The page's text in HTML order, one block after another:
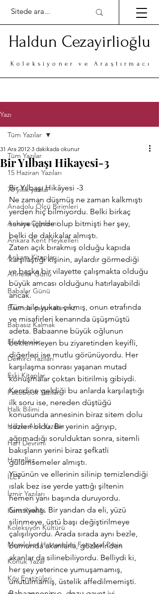
Haldun Cezayirlioğlu
Koleksiyoner ve Araştırmacı
Yazı
Tüm Yazılar
15 Haziran Yazıları
70 yıllık yazılar
Anadolu Ölçü Birimleri
Ankara Çiğdemi
Ankara Kent Heykelleri
Ankara Kitapları
Anneler Günü
Babalar Günü
Basında çalışmalarımız
Babasız Kalmak
Efemeralar
Demirci Yazıları
Eski Kitaplar
Facebook Yazıları
Halk Bilimi
Haber Akis Yazıları
Harf Devrimi
Hızırellez
İLEV
İzmir Yazıları
Kent Kimliği
Koleksiyon Kültürü
Memleket Hastaneleri Fotoğraf Proje
Konuk Yazar
Köy Enstitüleri
Tüm Yazılar
Bir Yılbaşı Hikayesi-3
31 Ara 2012 3 dakikada okunur
Bir Yılbaşı Hikâyesi -3
Ne zaman düşmüş ne zaman kalkmıştı
yerden hiç bilmiyordu. Belki birkaç
saniye içinde olup bitmişti her şey,
belki de dakikalar almıştı.
Zaten açık bırakmış olduğu kapıda
karşılaştığı kişinin, aylardır görmediği
ve başka bir vilayette çalışmakta olduğu
büyük amcası olduğunu hatırlayabildi
ancak.
Tüm aile yukarı çıkmış, onun etrafında
ve misafirleri kenarında üşüşmüştü
adeta. Babaanne büyük oğlunun
beklenmeyen bu ziyaretinden keyifli,
diğerleri ise mutlu görünüyordu. Her
karşılaşma sonrası yaşanan mutad
konuşmalar çoktan bitirilmiş gibiydi.
Kendine geldiği bu anlarda karşılaştığı
ilk soru ise, nereden düştüğü
konusunda annesinin biraz sitem dolu
sözleri oldu. Bir yerinin ağrıyıp,
ağrımadığı sorulduktan sonra, sitemli
bakışların yerini biraz şefkatli
gülümsemeler almıştı.
Yüzünün ve ellerinin silinip temizlendiği
ıslak bez ise yerde yattığı şiltenin
hemen yanı başında duruyordu.
Simsiyahtı. Bir yandan da eli, yüzü
silinmeye, üstü başı değiştirilmeye
çalışılıyordu. Arada sırada aynı bezle,
burnunda akanlarla, gözlerinden
akanlar da silinebiliyordu. Belliydi ki,
her şey yeterince yumuşamamış,
unutulmamış, üstelik affedilmemişti.